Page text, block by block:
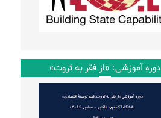
دوره آموزشی: «از فقر به ثروت»